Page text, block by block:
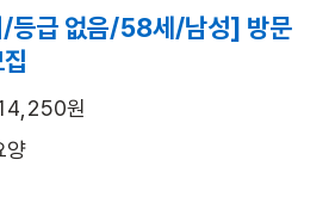
/등급 없음/58세/남성] 방문
원
양